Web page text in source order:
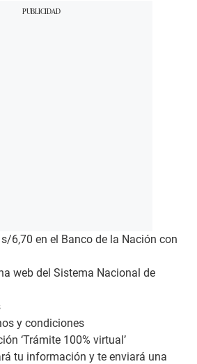
6,70 en el Banco de la Nación con
web del Sistema Nacional de
y condiciones
‘Trámite 100% virtual’
tu información y te enviará una